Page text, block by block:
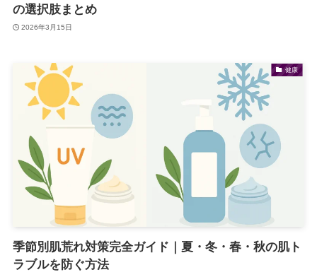
の選択肢まとめ
2026年3月15日
健康
季節別肌荒れ対策完全ガイド｜夏・冬・春・秋の肌ト
ラブルを防ぐ方法